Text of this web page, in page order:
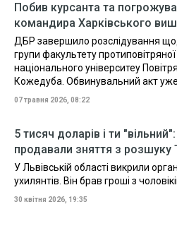
Побив курсанта та
командира Харківського
ДБР завершило розслідування
групи факультету
національного університеу
Кожедуба. Обвинувальний акт уже
07 травня 2026, 08:22
5 тисяч доларів і ти
продавали зняття з розшуку
У Львівській області викрили
ухилянтів. Він брав гроші з
30 квітня 2026, 19:35